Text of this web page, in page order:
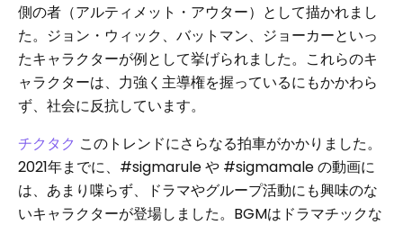
側の者（アルティメット・アウター）として描かれまし
た。ジョン・ウィック、バットマン、ジョーカーといっ
たキャラクターが例として挙げられました。これらのキ
ャラクターは、力強く主導権を握っているにもかかわら
ず、社会に反抗しています。
チクタク このトレンドにさらなる拍車がかかりました。
2021年までに、#sigmarule や #sigmamale の動画に
は、あまり喋らず、ドラマやグループ活動にも興味のな
いキャラクターが登場しました。BGMはドラマチックな